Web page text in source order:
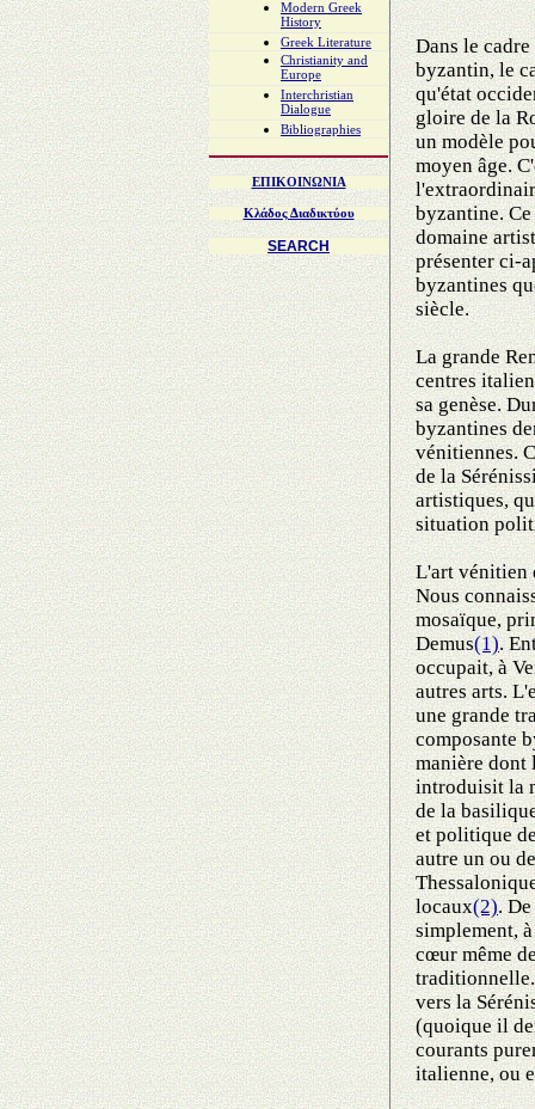
Modern Greek
History
Greek Literature
Christianity and
Europe
Interchristian
Dialogue
Bibliographies
ΕΠΙΚΟΙΝΩΝIA
Κλάδος Διαδικτύου
SEARCH
Dans le
byzantin, le
qu'état
gloire de la
un modèle
moyen âge.
byzantine.
domaine
présenter ci-
byzantines
siècle.
La grande
centres
sa genèse.
byzantines
vénitiennes.
de la
artistiques,
situation
L'art vénitien
Nous
mosaïque,
Demus(1).
occupait, à
autres arts.
une grande
composante
manière dont
introduisit la
de la
et politique
autre un ou
locaux(2).
simplement,
cœur même
vers la
(quoique il
courants
italienne, ou